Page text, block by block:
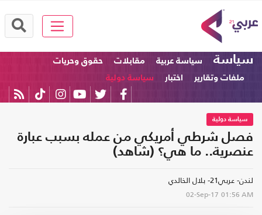
سياسة سياسة عربية مقابلات
حقوق وحريات
ملفات وتقارير
اختبار سياسة دولية
سياسة دولية
فصل شرطي أمريكي من عمله بسبب عبارة
عنصرية.. ما هي؟ (شاهد)
لندن- عربي21- بلال الخالدي
02-Sep-17 01:56 AM